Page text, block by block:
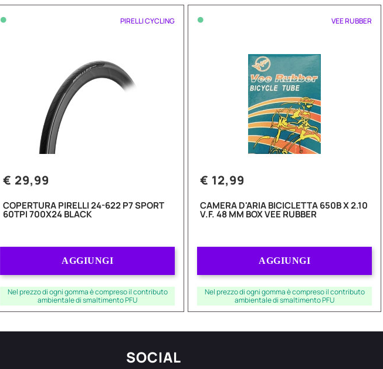
• PIRELLI CYCLING
€ 29,99
COPERTURA PIRELLI 24-622 P7 SPORT
60TPI 700X24 BLACK
AGGIUNGI
Nel prezzo di ogni gomma è compreso il contributo
ambientale di smaltimento PFU
• VEE RUBBER
€ 12,99
CAMERA D'ARIA BICICLETTA 650B X 2.10
V.F. 48 MM BOX VEE RUBBER
AGGIUNGI
Nel prezzo di ogni gomma è compreso il contributo
ambientale di smaltimento PFU
SOCIAL